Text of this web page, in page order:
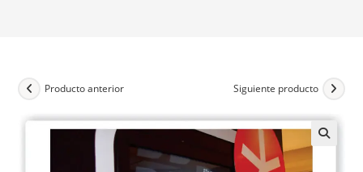
Contacto
Producto anterior Siguiente producto